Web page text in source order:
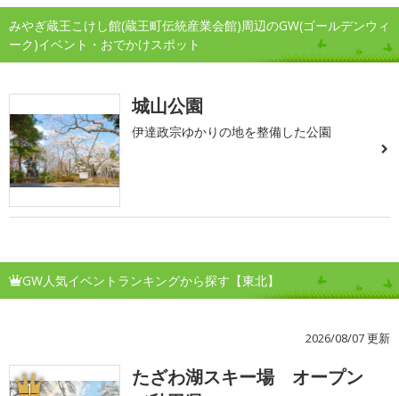
みやぎ蔵王こけし館(蔵王町伝統産業会館)周辺のGW(ゴールデンウィ
ーク)イベント・おでかけスポット
城山公園
伊達政宗ゆかりの地を整備した公園
GW人気イベントランキングから探す【東北】
2026/08/07 更新
1
たざわ湖スキー場 オープン